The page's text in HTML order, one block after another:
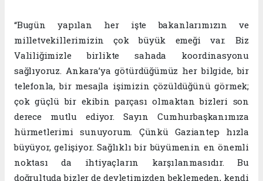
“Bugün yapılan her işte bakanlarımızın ve
milletvekillerimizin çok büyük emeği var. Biz
Valiliğimizle birlikte sahada koordinasyonu
sağlıyoruz. Ankara’ya götürdüğümüz her bilgide, bir
telefonla, bir mesajla işimizin çözüldüğünü görmek;
çok güçlü bir ekibin parçası olmaktan bizleri son
derece mutlu ediyor. Sayın Cumhurbaşkanımıza
hürmetlerimi sunuyorum. Çünkü Gaziantep hızla
büyüyor, gelişiyor. Sağlıklı bir büyümenin en önemli
noktası da ihtiyaçların karşılanmasıdır. Bu
doğrultuda bizler de devletimizden beklemeden, kendi